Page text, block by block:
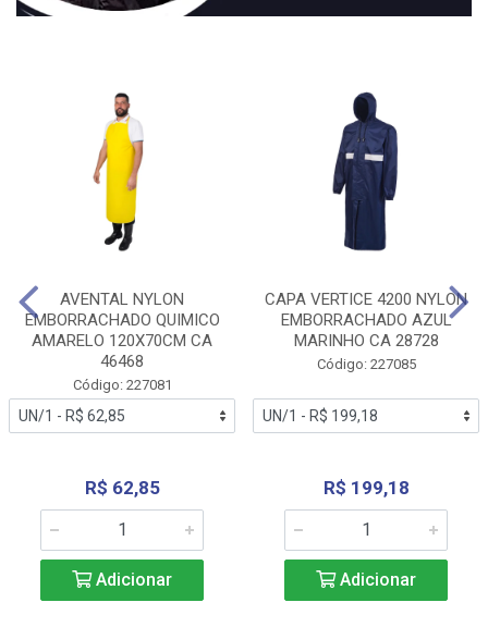
AVENTAL NYLON
EMBORRACHADO QUIMICO
AMARELO 120X70CM CA
46468
Código: 227081
R$ 62,85
Adicionar
CAPA VERTICE 4200 NYLON
EMBORRACHADO AZUL
MARINHO CA 28728
Código: 227085
R$ 199,18
Adicionar